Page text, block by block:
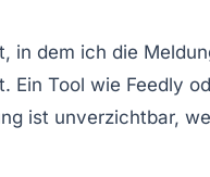
in dem ich die
Tool wie Feedly
ist unverzichtbar,